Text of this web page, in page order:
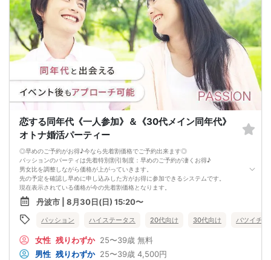
恋する同年代《一人参加》＆《30代メイン同年代》
オトナ婚活パーティー
◎早めのご予約がお得♪今なら先着割価格でご予約出来ます◎
パッションのパーティは先着特別割引制度：早めのご予約が凄くお得♪
男女比を調整しながら価格が上がっていきます。
先の予定を確認し早めに申し込みした方がお得に参加できるシステムです。
現在表示されている価格が今の先着割価格となります。
=========================
【パーティ内容】
男性女性共に、１人で参加している方限定のパーティーです。
１人参加限定パーティーの魅力は、回りに気を遣わなくていいこと。
と気になる方がいても
積極的にアプローチできなかったりする場合があります。
丹波市 | 8月30日(日) 15:20〜
パッション ハイステータス 20代向け 30代向け バツイチ・
女性 残りわずか 25〜39歳 無料
男性 残りわずか 25〜39歳 4,500円